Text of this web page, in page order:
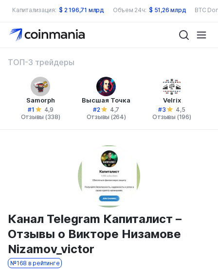
Капитализация: $ 2 196,71 млрд Объем 24ч: $ 51,26 млрд BTC
ТОП-3 трейдеры
Samorph
#1
4,9
Отзывы (338)
Высшая Точка
#2
4,7
Отзывы (264)
Velrix
#3
4,5
Отзывы (196)
Канал Telegram Капиталист –
Отзывы о Викторе Низамове
Nizamov_victor
№168 в рейтинге